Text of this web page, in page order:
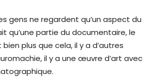
gens ne regardent qu’un aspect du
qu’une partie du documentaire, le
plus que cela, il y a d’autres
il y a une œuvre d’art avec